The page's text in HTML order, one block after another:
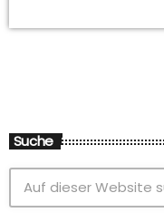
Suche